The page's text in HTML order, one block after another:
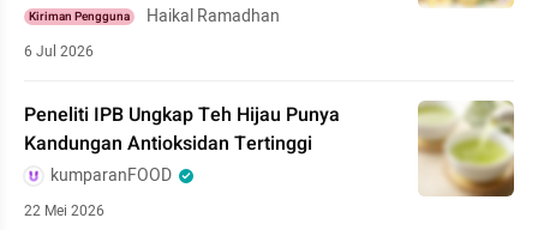
Kiriman Pengguna Haikal Ramadhan
6 Jul 2026
Peneliti IPB Ungkap Teh Hijau Punya
Kandungan Antioksidan Tertinggi
kumparanFOOD
22 Mei 2026